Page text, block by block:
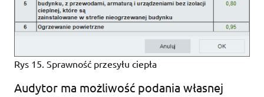
Rys 15. Sprawność przesyłu ciepła
Audytor ma możliwość podania własnej